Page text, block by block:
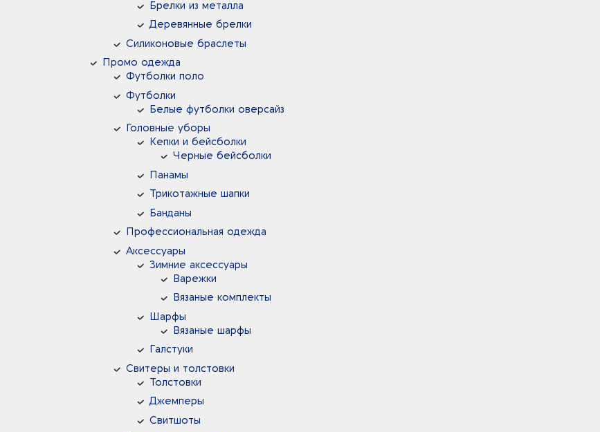
Брелки из металла
Деревянные брелки
Силиконовые браслеты
Промо одежда
Футболки поло
Футболки
Белые футболки оверсайз
Головные уборы
Кепки и бейсболки
Черные бейсболки
Панамы
Трикотажные шапки
Банданы
Профессиональная одежда
Аксессуары
Зимние аксессуары
Варежки
Вязаные комплекты
Шарфы
Вязаные шарфы
Галстуки
Свитеры и толстовки
Толстовки
Джемперы
Свитшоты